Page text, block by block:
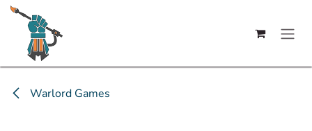
Se rendre au contenu
Warlord Games